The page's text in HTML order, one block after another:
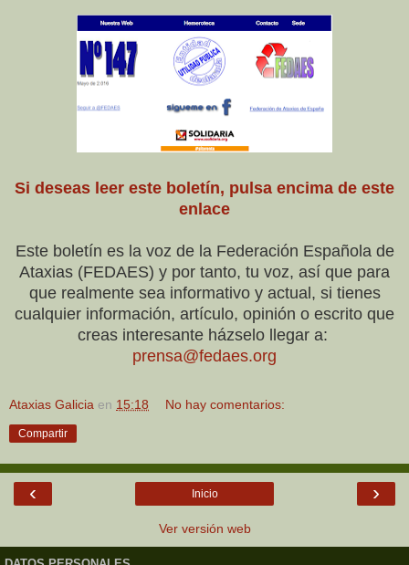
Si deseas leer este boletín, pulsa encima de este
enlace
Este boletín es la voz de la Federación Española de
Ataxias (FEDAES) y por tanto, tu voz, así que para
que realmente sea informativo y actual, si tienes
cualquier información, artículo, opinión o escrito que
creas interesante házselo llegar a:
prensa@fedaes.org
Ataxias Galicia en 15:18 No hay comentarios:
Compartir
‹ ›
Inicio
Ver versión web